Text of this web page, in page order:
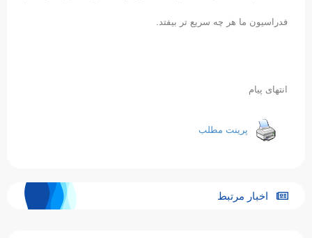
فدراسیون ما هر چه سریع تر بیفتد.
انتهای پیام
پرینت مطلب
اخبار مرتبط